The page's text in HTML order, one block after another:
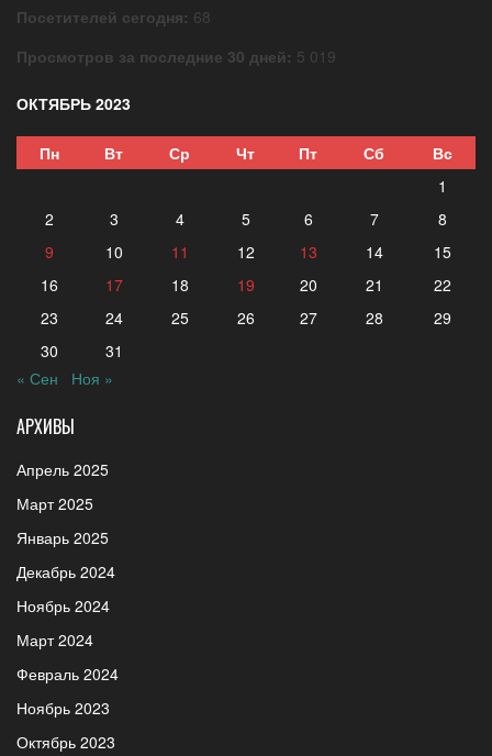
Посетителей сегодня: 68
Просмотров за последние 30 дней: 5 019
ОКТЯБРЬ 2023
Пн Вт Ср Чт Пт Сб
Вс
1
2
3 4 5 6 7
8
9
10 11 12 13 14
15
16
17 18 19 20 21
22
23
24 25 26 27 28
29
30
31
« Сен
Ноя »
АРХИВЫ
Апрель 2025
Март 2025
Январь 2025
Декабрь 2024
Ноябрь 2024
Март 2024
Февраль 2024
Ноябрь 2023
Октябрь 2023